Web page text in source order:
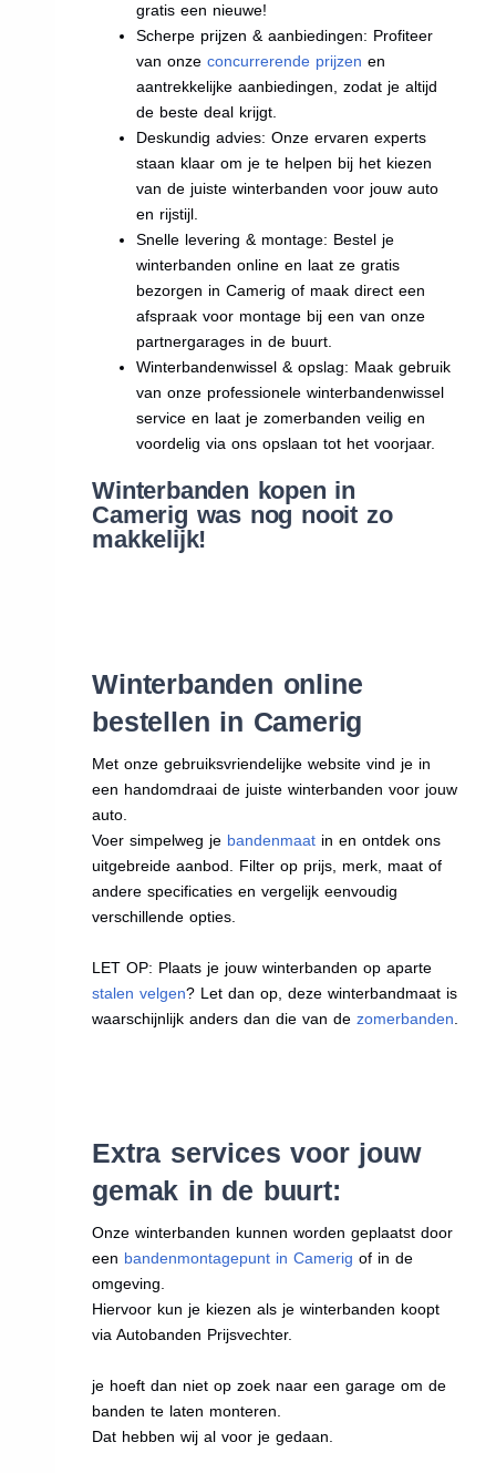
gratis een nieuwe!
Scherpe prijzen & aanbiedingen: Profiteer
van onzeconcurrerende prijzen en
aantrekkelijke aanbiedingen, zodat je altijd
de beste deal krijgt.
Deskundig advies: Onze ervaren experts
staan klaar om je te helpen bij het kiezen
van de juiste winterbanden voor jouw auto
en rijstijl.
Snelle levering & montage: Bestel je
winterbanden online en laat ze gratis
bezorgen in Camerig of maak direct een
afspraak voor montage bij een van onze
partnergarages in de buurt.
Winterbandenwissel & opslag: Maak gebruik
van onze professionele winterbandenwissel
service en laat je zomerbanden veilig en
voordelig via ons opslaan tot het voorjaar.
Winterbanden kopen in
Camerig was nog nooit zo
makkelijk!
Winterbanden online
bestellen in Camerig
Met onze gebruiksvriendelijke website vind je in
een handomdraai de juiste winterbanden voor jouw
auto.
Voer simpelweg je bandenmaat in en ontdek ons
uitgebreide aanbod. Filter op prijs, merk, maat of
andere specificaties en vergelijk eenvoudig
verschillende opties.
LET OP: Plaats je jouw winterbanden op aparte
stalen velgen? Let dan op, deze winterbandmaat is
waarschijnlijk anders dan die van dezomerbanden
Extra services voor jouw
gemak in de buurt:
Onze winterbanden kunnen worden geplaatst door
een bandenmontagepunt in Camerig of in de
omgeving.
Hiervoor kun je kiezen als je winterbanden koopt
via Autobanden Prijsvechter.
je hoeft dan niet op zoek naar een garage om de
banden te laten monteren.
Dat hebben wij al voor je gedaan.